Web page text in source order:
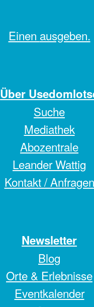
Einen ausgeben.
Über
Suche
Mediathek
Abozentrale
Leander Wattig
Kontakt / Anfragen
Newsletter
Blog
Orte & Erlebnisse
Eventkalender